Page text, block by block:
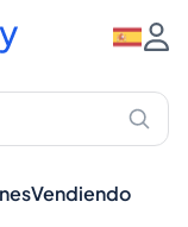
Vendiendo